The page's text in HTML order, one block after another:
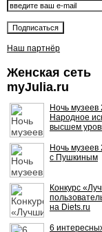
Наш партнёр
Женская сеть
myJulia.ru
Ночь музеев
Народное
высшем
Ночь музеев
с Пушкиным
Конкурс
на Diets.ru
6